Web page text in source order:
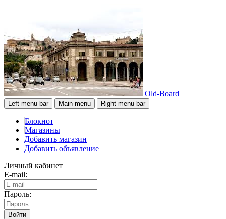
Old-Board
Left menu bar Main menu Right menu bar
Блокнот
Магазины
Добавить магазин
Добавить объявление
Личный кабинет
E-mail:
Пароль:
Войти